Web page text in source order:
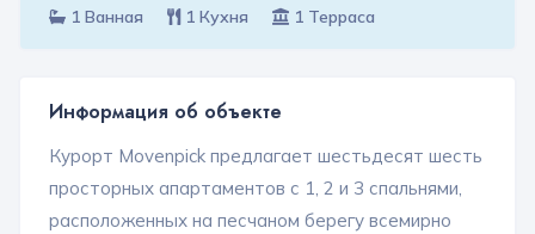
1 Ванная
1 Кухня 1 Терраса
Информация об объекте
Курорт Movenpick предлагает шестьдесят шесть
просторных апартаментов с 1, 2 и 3 спальнями,
расположенных на песчаном берегу всемирно